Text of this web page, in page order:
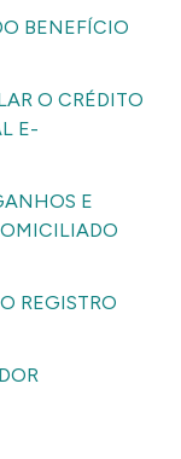
BENEFÍCIO
O CRÉDITO
E-
E
REGISTRO